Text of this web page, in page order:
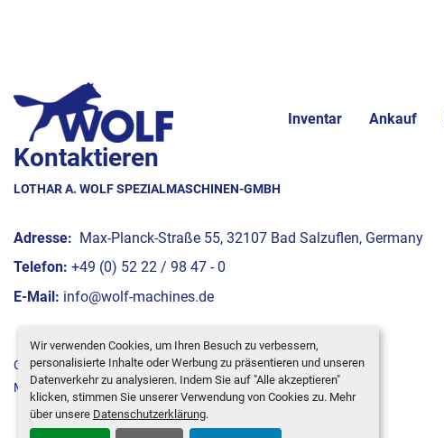
Wir verwenden Cookies, um Ihren Besuch zu verbessern,
personalisierte Inhalte oder Werbung zu präsentieren und unseren
Datenverkehr zu analysieren. Indem Sie auf "Alle akzeptieren"
klicken, stimmen Sie unserer Verwendung von Cookies zu. Mehr
über unsere Datenschutzerklärung.
Inventar Ankauf
Kontaktieren
LOTHAR A. WOLF SPEZIALMASCHINEN-GMBH
Adresse: Max-Planck-Straße 55, 32107 Bad Salzuflen, Germany
Telefon: +49 (0) 52 22 / 98 47 - 0
E-Mail: info@wolf-machines.de
Cookie-Einstellungen
Machinio System-Website vonMachinio